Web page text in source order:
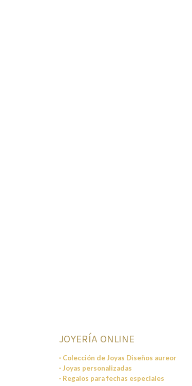
JOYERÍA ONLINE
· Colección de Joyas Diseños aureor
· Joyas personalizadas
· Regalos para fechas especiales